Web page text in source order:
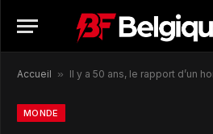
Accueil » Il y a 50 ans, le rapport d’un homme
MONDE